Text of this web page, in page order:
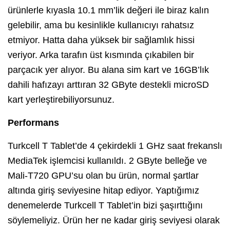
ürünlerle kıyasla 10.1 mm’lik değeri ile biraz kalın
gelebilir, ama bu kesinlikle kullanıcıyı rahatsız
etmiyor. Hatta daha yüksek bir sağlamlık hissi
veriyor. Arka tarafın üst kısmında çıkabilen bir
parçacık yer alıyor. Bu alana sim kart ve 16GB’lık
dahili hafızayı arttıran 32 GByte destekli microSD
kart yerleştirebiliyorsunuz.
Performans
Turkcell T Tablet’de 4 çekirdekli 1 GHz saat frekanslı
MediaTek işlemcisi kullanıldı. 2 GByte belleğe ve
Mali-T720 GPU’su olan bu ürün, normal şartlar
altında giriş seviyesine hitap ediyor. Yaptığımız
denemelerde Turkcell T Tablet’in bizi şaşırttığını
söylemeliyiz. Ürün her ne kadar giriş seviyesi olarak